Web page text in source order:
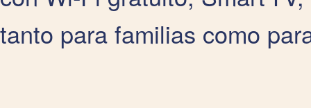
tanto para familias como